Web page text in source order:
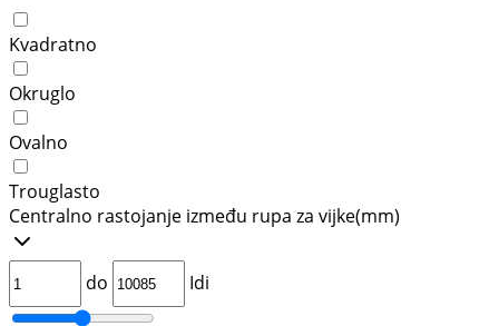
Kvadratno
Okruglo
Ovalno
Trouglasto
Centralno rastojanje između rupa za vijke(mm)
do Idi